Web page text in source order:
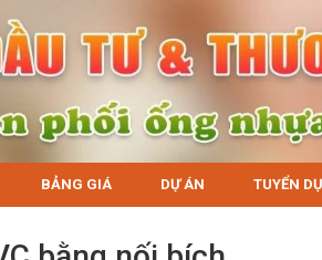
BẢNG GIÁ DỰ ÁN TUYỂN